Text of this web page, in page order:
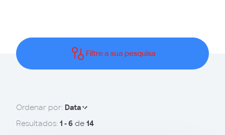
Filtre a sua pesquisa
Ordenar por: Data
Resultados: 1 - 6 de 14